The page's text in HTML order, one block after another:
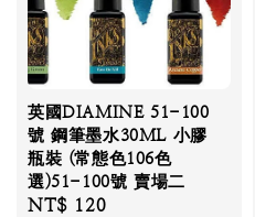
英國DIAMINE 51-100
號 鋼筆墨水30ML 小膠
瓶裝 (常態色106色
選)51-100號 賣場二
Regular
NT$ 120